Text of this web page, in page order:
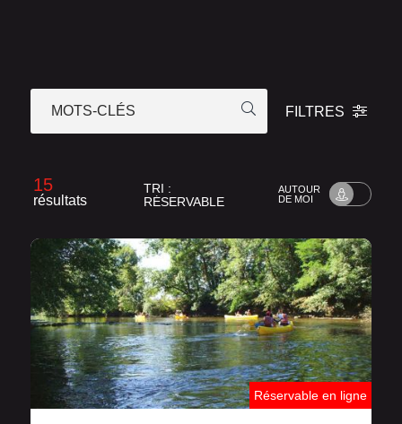
MOTS-CLÉS FILTRES
15
résultats
TRI :
RÉSERVABLE
AUTOUR
DE MOI
Réservable en ligne